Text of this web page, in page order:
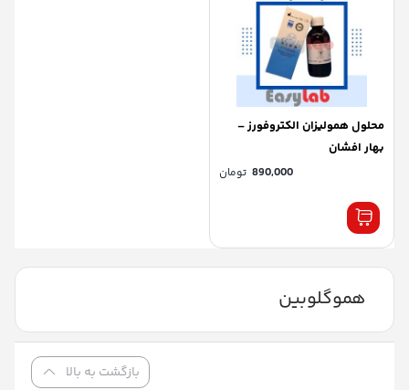
محلول همولیزان الکتروفورز –
بهار افشان
890,000 تومان
هموگلوبین
بازگشت به بالا